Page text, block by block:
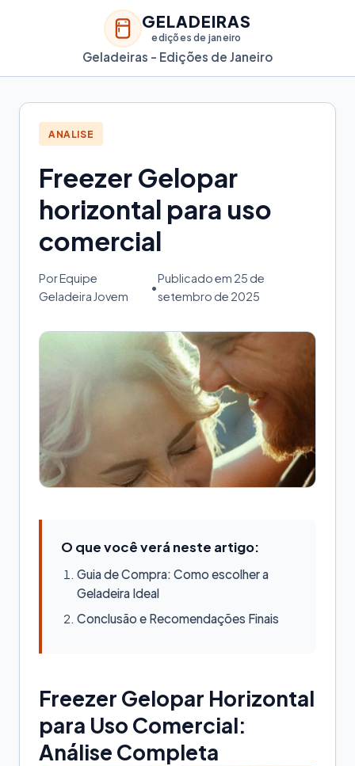
GELADEIRAS
edições de janeiro
Geladeiras - Edições de Janeiro
ANALISE
Freezer Gelopar
horizontal para uso
comercial
Por Equipe
Geladeira Jovem
•
Publicado em 25 de
setembro de 2025
O que você verá neste artigo:
Guia de Compra: Como escolher a
Geladeira Ideal
Conclusão e Recomendações Finais
Freezer Gelopar Horizontal
para Uso Comercial:
Análise Completa